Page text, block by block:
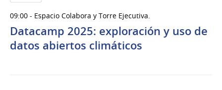
al
12
de
09:00 - Espacio Colabora y Torre Ejecutiva.
Datacamp 2025: exploración y uso de
datos abiertos climáticos